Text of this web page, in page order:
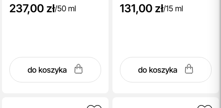
237,00 zł/50 ml
do koszyka
131,00 zł/15 ml
do koszyka